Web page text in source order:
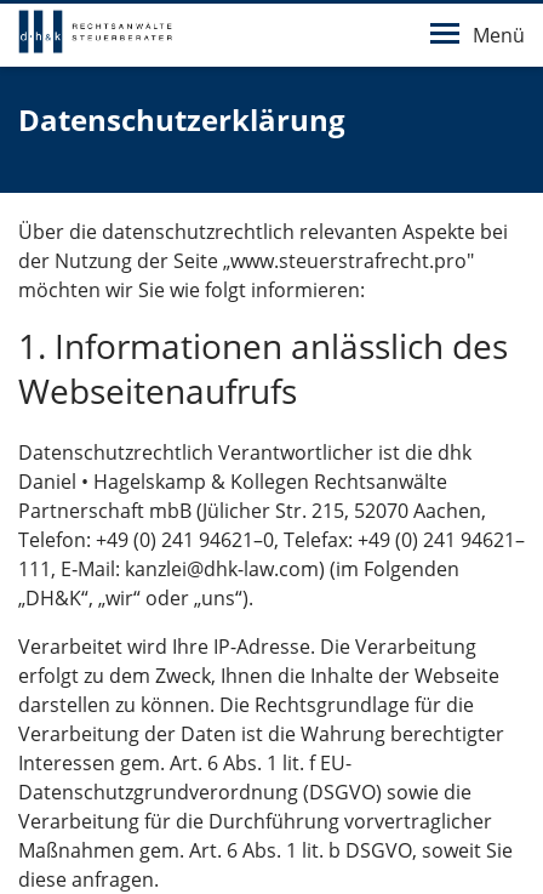
Menü
Datenschutzerklärung
Über die datenschutzrechtlich relevanten Aspekte bei
der Nutzung der Seite „www.steuerstrafrecht.pro"
möchten wir Sie wie folgt informieren:
1. Informationen anlässlich des
Webseitenaufrufs
Datenschutzrechtlich Verantwortlicher ist die dhk
Daniel • Hagelskamp & Kollegen Rechtsanwälte
Partnerschaft mbB (Jülicher Str. 215, 52070 Aachen,
Telefon: +49 (0) 241 94621–0, Telefax: +49 (0) 241 94621–
111, E‑Mail: kanzlei@dhk-law.com) (im Folgenden
„DH&K“, „wir“ oder „uns“).
Verarbeitet wird Ihre IP-Adresse. Die Verarbeitung
erfolgt zu dem Zweck, Ihnen die Inhalte der Webseite
darstellen zu können. Die Rechtsgrundlage für die
Verarbeitung der Daten ist die Wahrung berechtigter
Interessen gem. Art. 6 Abs. 1 lit. f EU-
Datenschutzgrundverordnung (DSGVO) sowie die
Verarbeitung für die Durchführung vorvertraglicher
Maßnahmen gem. Art. 6 Abs. 1 lit. b DSGVO, soweit Sie
diese anfragen.